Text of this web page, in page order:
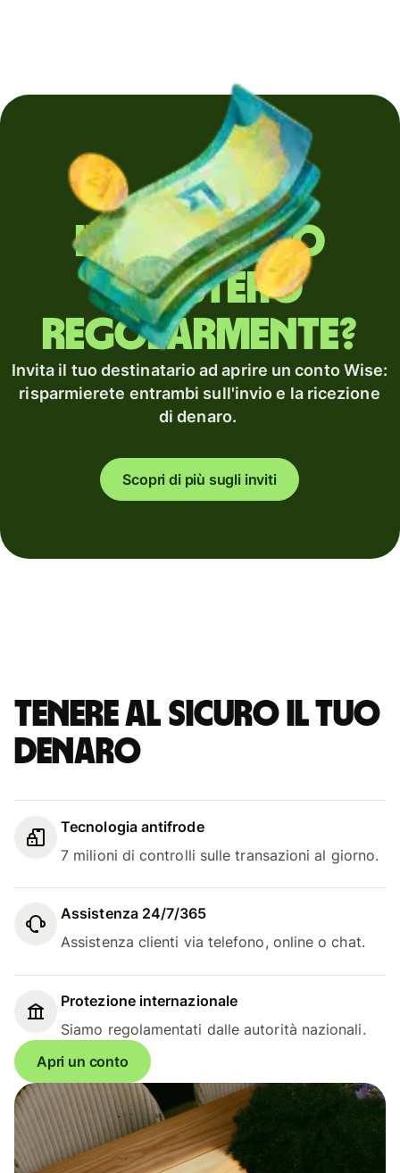
Invii denaro
all'estero
regolarmente?
Invita il tuo destinatario ad aprire un conto Wise:
risparmierete entrambi sull'invio e la ricezione
di denaro.
Scopri di più sugli inviti
Tenere al sicuro il tuo
denaro
Tecnologia antifrode
7 milioni di controlli sulle transazioni al giorno.
Assistenza 24/7/365
Assistenza clienti via telefono, online o chat.
Protezione internazionale
Siamo regolamentati dalle autorità nazionali.
Apri un conto